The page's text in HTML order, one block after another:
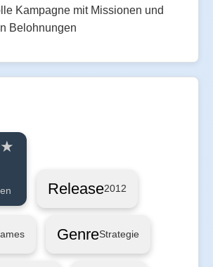
Kampagne mit Missionen und
Belohnungen
Release2012
GenreStrategie